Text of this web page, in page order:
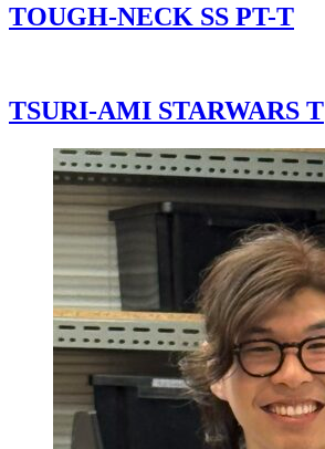
TOUGH-NECK SS PT-T
TSURI-AMI STARWARS T